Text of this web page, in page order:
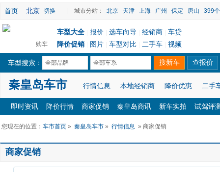
首页 北京 切换 城市分站： 北京 天津 上海 广州 保定 唐山 399
购车
车型大全 报价 选车向导 经销商
车贷
降价促销
图片 车型对比 二手车 视频
车型搜索： 全部品牌 全部车系
秦皇岛车市 行情信息 本地经销商 降价优惠 二手
即时资讯 降价行情 商家促销 秦皇岛商讯 新车实拍 试驾评
您现在的位置： 车市首页 » 秦皇岛车市 » 行情信息 » 商家促销
商家促销